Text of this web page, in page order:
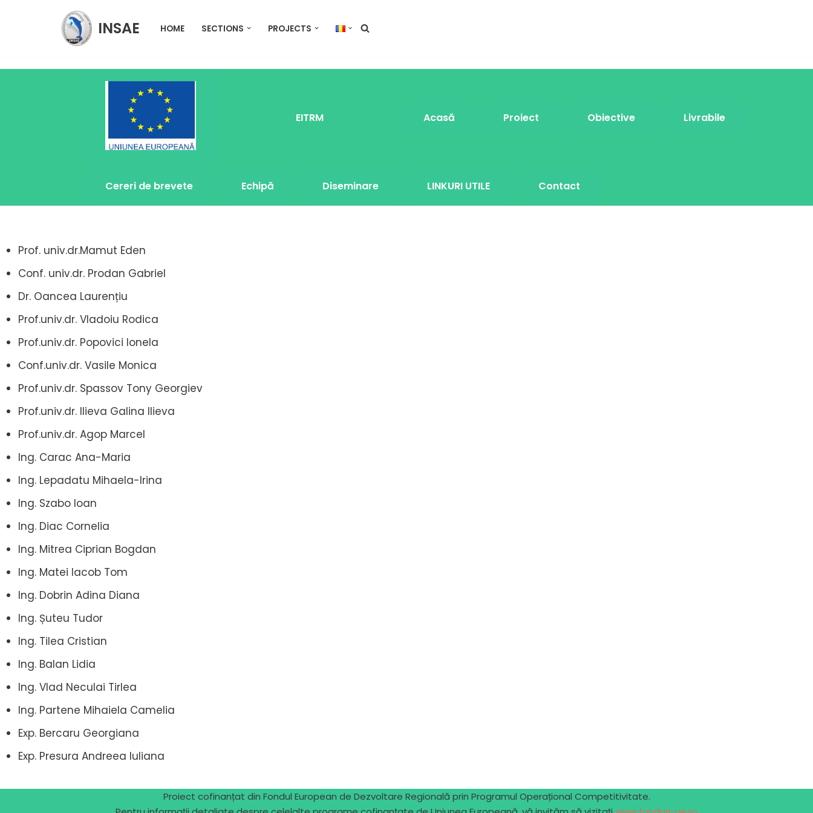
conținut
INSAE HOME SECTIONS PROJECTS
EITRM Acasă Proiect Obiective Livrabile
Cereri de brevete Echipă Diseminare LINKURI UTILE Contact
Prof. univ.dr.Mamut Eden
Conf. univ.dr. Prodan Gabriel
Dr. Oancea Laurențiu
Prof.univ.dr. Vladoiu Rodica
Prof.univ.dr. Popovici Ionela
Conf.univ.dr. Vasile Monica
Prof.univ.dr. Spassov Tony Georgiev
Prof.univ.dr. Ilieva Galina Ilieva
Prof.univ.dr. Agop Marcel
Ing. Carac Ana-Maria
Ing. Lepadatu Mihaela-Irina
Ing. Szabo Ioan
Ing. Diac Cornelia
Ing. Mitrea Ciprian Bogdan
Ing. Matei Iacob Tom
Ing. Dobrin Adina Diana
Ing. Șuteu Tudor
Ing. Tilea Cristian
Ing. Balan Lidia
Ing. Vlad Neculai Tirlea
Ing. Partene Mihaiela Camelia
Exp. Bercaru Georgiana
Exp. Presura Andreea Iuliana
Proiect cofinanțat din Fondul European de Dezvoltare Regională prin Programul Operațional Competitivitate.